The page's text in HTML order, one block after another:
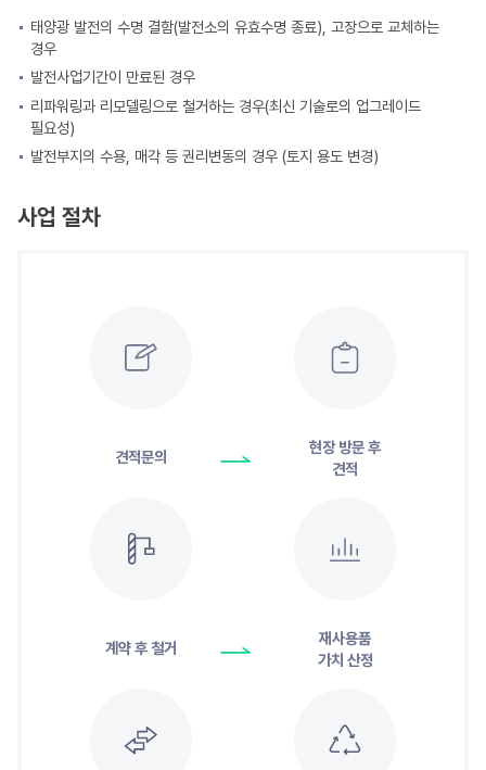
태양광 발전의 수명 결함(발전소의 유효수명 종료), 고장으로 교체하는
경우
발전사업기간이 만료된 경우
리파워링과 리모델링으로 철거하는 경우(최신 기술로의 업그레이드
필요성)
발전부지의 수용, 매각 등 권리변동의 경우 (토지 용도 변경)
사업 절차
견적문의
현장 방문 후
견적
계약 후 철거
재사용품
가치 산정